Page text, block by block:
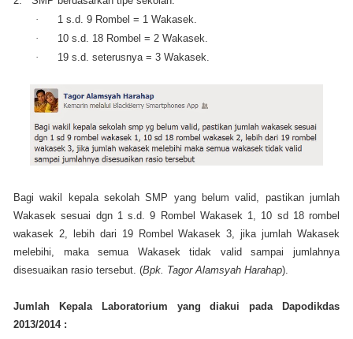
·
1 s.d. 9 Rombel = 1 Wakasek.
·
10 s.d. 18 Rombel = 2 Wakasek.
·
19 s.d. seterusnya = 3 Wakasek.
Bagi wakil kepala sekolah SMP yang belum valid, pastikan jumlah
Wakasek sesuai dgn 1 s.d. 9 Rombel Wakasek 1, 10 sd 18 rombel
wakasek 2, lebih dari 19 Rombel Wakasek 3, jika jumlah Wakasek
melebihi, maka semua Wakasek tidak valid sampai jumlahnya
disesuaikan rasio tersebut. (Bpk. Tagor Alamsyah Harahap).
Jumlah Kepala Laboratorium yang diakui pada Dapodikdas
2013/2014 :